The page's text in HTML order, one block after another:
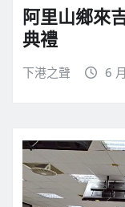
阿里山鄉來
典禮
下港之聲 6